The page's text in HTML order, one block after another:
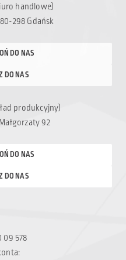
handlowe)
298 Gdańsk
produkcyjny)
92
09 578